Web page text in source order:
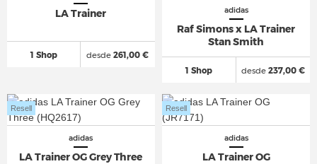
LA Trainer
1 Shop desde 261,00 €
adidas
Raf Simons x LA Trainer
Stan Smith
1 Shop desde237,00 €
adidas
LA Trainer OG Grey Three
Resell
adidas
LA Trainer OG
Resell